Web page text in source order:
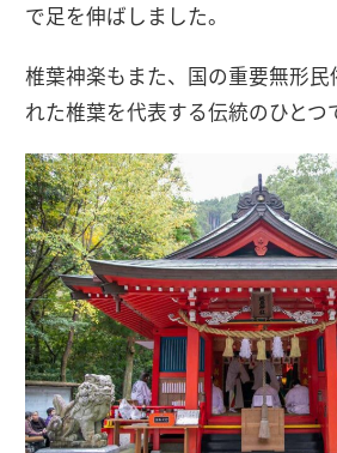
で足を伸ばしました。
椎葉神楽もまた、国の重要無形民
れた椎葉を代表する伝統のひとつ